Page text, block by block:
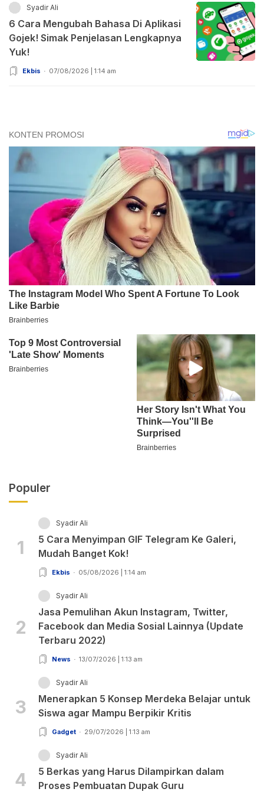
Syadir Ali
6 Cara Mengubah Bahasa Di Aplikasi
Gojek! Simak Penjelasan Lengkapnya
Yuk!
Ekbis 07/08/2026 | 1:14 am
Populer
1
Syadir Ali
5 Cara Menyimpan GIF Telegram Ke Galeri,
Mudah Banget Kok!
Ekbis 05/08/2026 | 1:14 am
2
Syadir Ali
Jasa Pemulihan Akun Instagram, Twitter,
Facebook dan Media Sosial Lainnya (Update
Terbaru 2022)
News 13/07/2026 | 1:13 am
3
Syadir Ali
Menerapkan 5 Konsep Merdeka Belajar untuk
Siswa agar Mampu Berpikir Kritis
Gadget 29/07/2026 | 1:13 am
4
Syadir Ali
5 Berkas yang Harus Dilampirkan dalam
Proses Pembuatan Dupak Guru